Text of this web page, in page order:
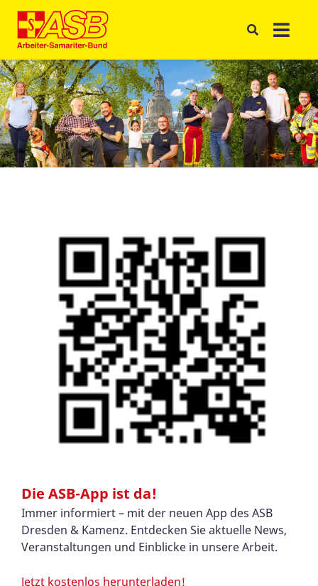
Die ASB-App ist da!
Immer informiert – mit der neuen App des ASB
Dresden & Kamenz. Entdecken Sie aktuelle News,
Veranstaltungen und Einblicke in unsere Arbeit.
Jetzt kostenlos herunterladen!